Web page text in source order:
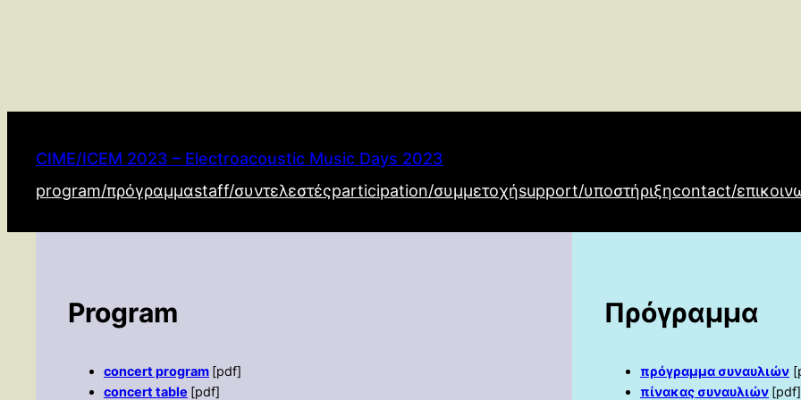
CIME/ICEM 2023 – Electroacoustic Music Days 2023
program/πρόγραμμαstaff/συντελεστέςparticipation/συμμετοχήsupport/υποστήριξηcontact/
Program
concert program [pdf]
concert table [pdf]
Πρόγραμμα
πρόγραμμα συναυλιών
πίνακας συναυλιών [pdf]